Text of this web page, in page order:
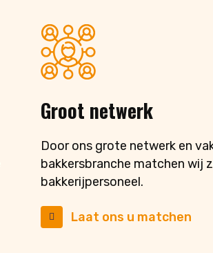
Groot netwerk
Door ons grote netwerk en
bakkersbranche matchen wij
bakkerijpersoneel.
Laat ons u matchen